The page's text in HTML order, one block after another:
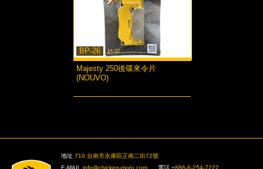
BP-26
Majesty 250後碟來令片
(NOUVO)
地址 710 台南市永康區正南二街72號
E-MAIL info@chicken-moto.com 電話 +886-6-254-7222